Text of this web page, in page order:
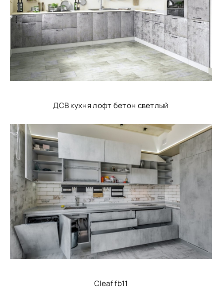
ДСВ кухня лофт бетон светлый
Cleaf fb11